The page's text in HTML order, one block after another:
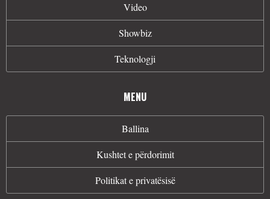
Video
Showbiz
Teknologji
MENU
Ballina
Kushtet e përdorimit
Politikat e privatësisë